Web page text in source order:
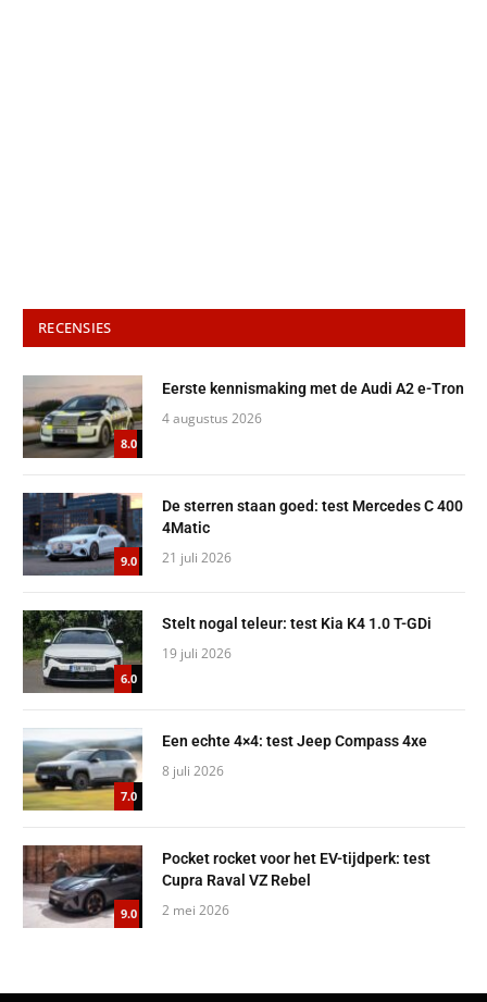
RECENSIES
8.0
Eerste kennismaking met de Audi A2 e-Tron
4 augustus 2026
9.0
De sterren staan goed: test Mercedes C 400
4Matic
21 juli 2026
6.0
Stelt nogal teleur: test Kia K4 1.0 T-GDi
19 juli 2026
7.0
Een echte 4×4: test Jeep Compass 4xe
8 juli 2026
9.0
Pocket rocket voor het EV-tijdperk: test
Cupra Raval VZ Rebel
2 mei 2026